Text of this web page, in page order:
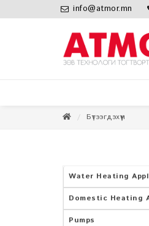
info@atmor.mn
Бүтээгдэхүүн
Water Heating
Domestic Heating
Pumps